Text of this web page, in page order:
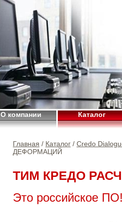
О компании Каталог
Главная / Каталог / Credo
ДЕФОРМАЦИЙ
ТИМ КРЕДО
Это российское